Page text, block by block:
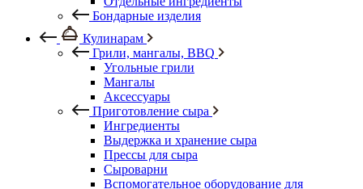
Бондарные изделия
Кулинарам
Грили, мангалы, BBQ
Угольные грили
Мангалы
Аксессуары
Приготовление сыра
Ингредиенты
Выдержка и хранение сыра
Прессы для сыра
Сыроварни
Вспомогательное оборудование для